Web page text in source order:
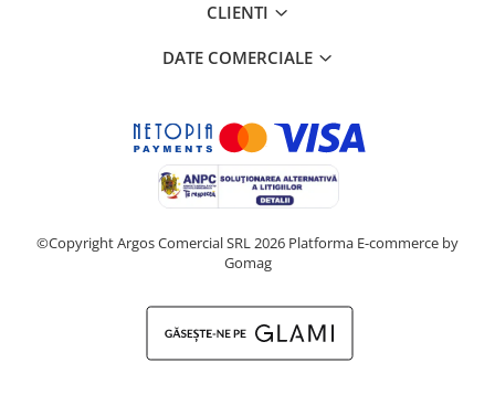
CLIENTI
DATE COMERCIALE
©Copyright Argos Comercial SRL 2026 Platforma E-commerce by
Gomag